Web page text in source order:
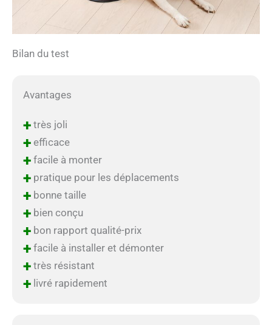
Bilan du test
Avantages
+très joli
+efficace
+facile à monter
+pratique pour les déplacements
+bonne taille
+bien conçu
+bon rapport qualité-prix
+facile à installer et démonter
+très résistant
+livré rapidement